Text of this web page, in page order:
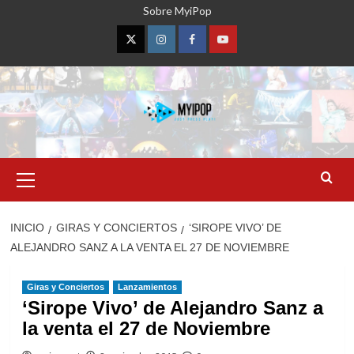
Sobre MyiPop
TwitterInstagramFacebookYouTube
primario
INICIO GIRAS Y CONCIERTOS
‘SIROPE VIVO’ DE
ALEJANDRO SANZ A LA VENTA EL 27 DE NOVIEMBRE
Giras y Conciertos Lanzamientos
‘Sirope Vivo’ de Alejandro Sanz a
la venta el 27 de Noviembre